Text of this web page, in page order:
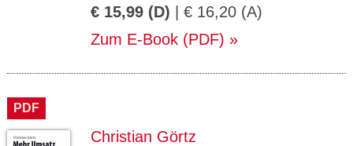
€ 15,99 (D) | € 16,20 (A)
Zum E-Book (PDF)
PDF
Christian Görtz